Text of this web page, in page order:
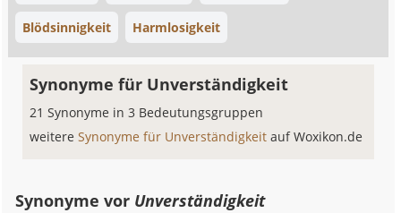
Blödsinnigkeit Harmlosigkeit
Synonyme für Unverständigkeit
21 Synonyme in 3 Bedeutungsgruppen
weitereSynonyme für Unverständigkeitauf Woxikon.de
Synonyme vor Unverständigkeit